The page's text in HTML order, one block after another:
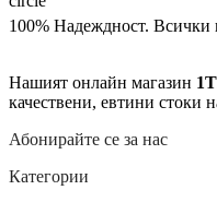
100% Надеждност. Всички
Нашият онлайн магазин
качествени, евтини стоки
Абонирайте се за нас
Категории